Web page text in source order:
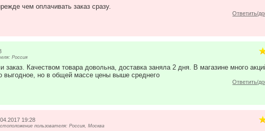
чем оплачивать заказ сразу.
Ответить/
Россия
заказ. Качеством товара довольна, доставка заняла 2 дня. В магазине много
выгодное, но в общей массе цены выше среднего
Ответить/
19:28
пользователя: Россия, Москва